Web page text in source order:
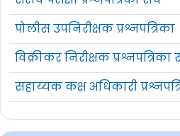
पोलीस उपनिरीक्षक प्रश्नपत्रिका
विक्रीकर निरीक्षक
सहाय्यक कक्ष अधिकारी